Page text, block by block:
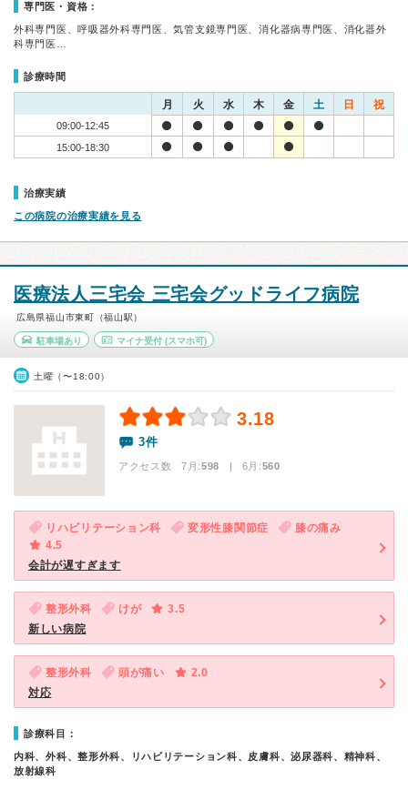
専門医・資格：
外科専門医、呼吸器外科専門医、気管支鏡専門医、消化器病専門医、消化器外
科専門医…
診療時間
月 火 水 木 金 土 日 祝
09:00-12:45
15:00-18:30
治療実績
この病院の治療実績を見る
医療法人三宅会 三宅会グッドライフ病院
広島県福山市東町（福山駅）
駐車場あり マイナ受付(スマホ可)
土曜（〜18:00）
3.18
3件
アクセス数 7月:598 | 6月:560
リハビリテーション科 変形性膝関節症
膝の痛み
4.5
会計が遅すぎます
整形外科 けが
3.5
新しい病院
整形外科 頭が痛い
2.0
対応
診療科目：
内科、外科、整形外科、リハビリテーション科、皮膚科、泌尿器科、精神科、
放射線科